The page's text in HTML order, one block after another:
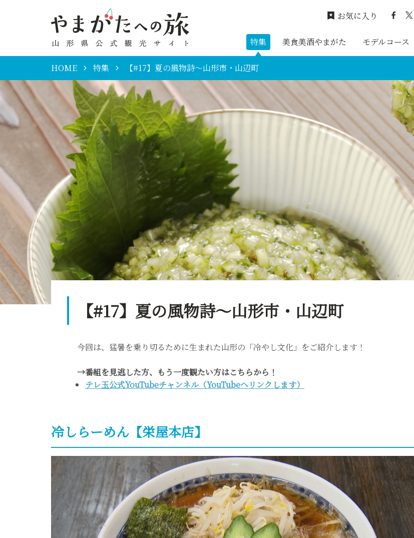
特集 美食美酒やまがた モデルコース
お気に入り
HOME 特集 【#17】夏の風物詩～山形市・山辺町
【#17】夏の風物詩～山形市・山辺町
今回は、猛暑を乗り切るために生まれた山形の「冷やし文化」をご紹介します！
→番組を見逃した方、もう一度観たい方はこちらから！
テレ玉公式YouTubeチャンネル（YouTubeへリンクします）
冷しらーめん【栄屋本店】